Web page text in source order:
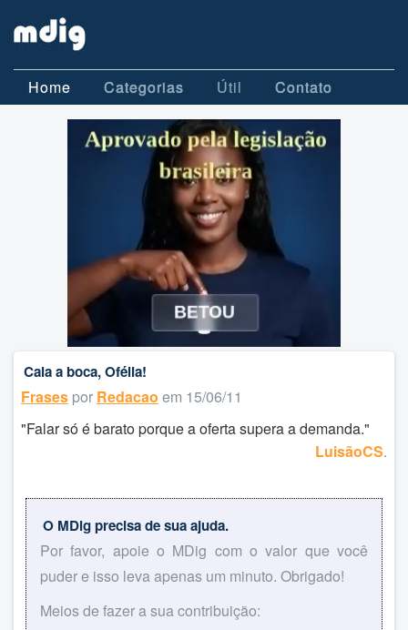
Home Categorias Útil Contato
Cala a boca, Ofélia!
Frases por Redacao em 15/06/11
"Falar só é barato porque a oferta supera a demanda."
LuisãoCS.
O MDig precisa de sua ajuda.
Por favor, apoie o MDig com o valor que você
puder e isso leva apenas um minuto. Obrigado!
Meios de fazer a sua contribuição: